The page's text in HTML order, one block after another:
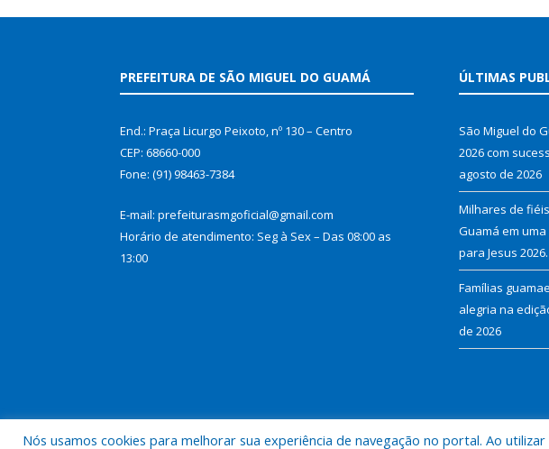
PREFEITURA DE SÃO MIGUEL DO GUAMÁ
End.: Praça Licurgo Peixoto, nº 130 – Centro
CEP: 68660-000
Fone: (91) 98463-7384
E-mail: prefeiturasmgoficial@gmail.com
Horário de atendimento: Seg à Sex – Das 08:00 as
13:00
ÚLTIMAS
São Miguel do
2026 com
agosto de 2026
Milhares de
Guamá em
para Jesus 2026.
Famílias
alegria na
de 2026
Nós usamos cookies para melhorar sua experiência de navegação no portal. Ao